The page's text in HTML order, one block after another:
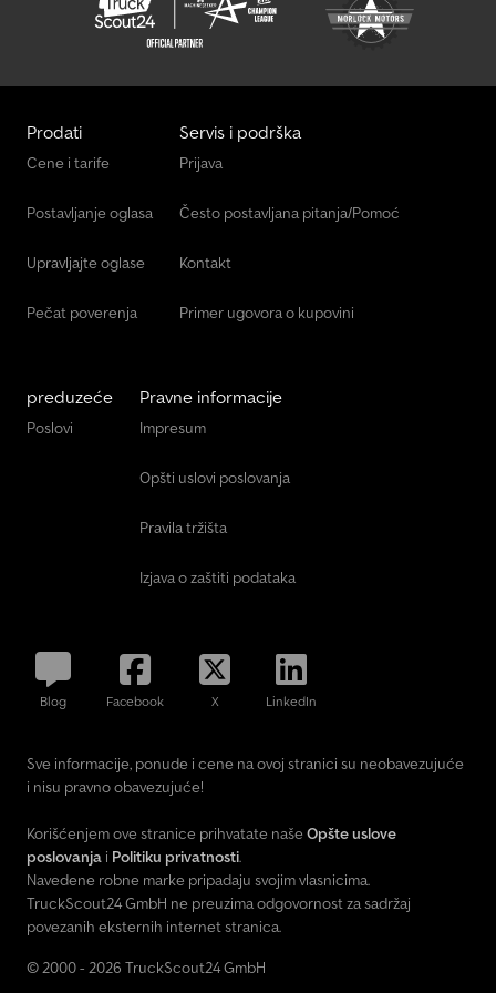
Prodati
Cene i tarife
Postavljanje oglasa
Upravljajte oglase
Pečat poverenja
Servis i podrška
Prijava
Često postavljana pitanja/Pomoć
Kontakt
Primer ugovora o kupovini
preduzeće
Poslovi
Pravne informacije
Impresum
Opšti uslovi poslovanja
Pravila tržišta
Izjava o zaštiti podataka
Blog Facebook X LinkedIn
Sve informacije, ponude i cene na ovoj stranici su neobavezujuće
i nisu pravno obavezujuće!
Korišćenjem ove stranice prihvatate naše Opšte uslove
poslovanja i Politiku privatnosti.
Navedene robne marke pripadaju svojim vlasnicima.
TruckScout24 GmbH ne preuzima odgovornost za sadržaj
povezanih eksternih internet stranica.
© 2000 - 2026 TruckScout24 GmbH